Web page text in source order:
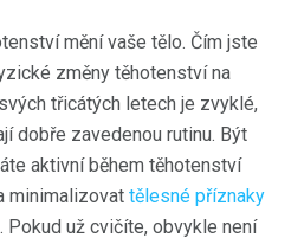
mění vaše tělo. Čím jste
změny těhotenství na
třicátých letech je zvyklé,
dobře zavedenou rutinu. Být
aktivní během těhotenství
minimalizovat tělesné příznaky
. Pokud už cvičíte, obvykle není